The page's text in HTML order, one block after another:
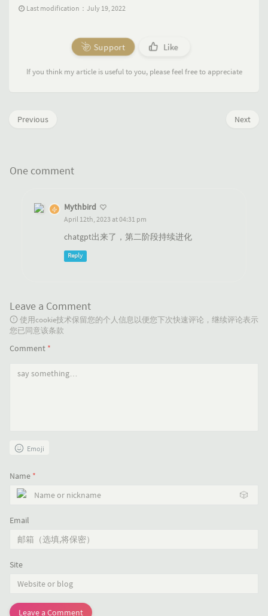
Last modification：July 19, 2022
Support Like
If you think my article is useful to you, please feel free to appreciate
Next
Previous
One comment
Mythbird
April 12th, 2023 at 04:31 pm
chatgpt出来了，第二阶段持续进化
Reply
Leave a Comment
使用cookie技术保留您的个人信息以便您下次快速评论，继续评论表示
您已同意该条款
Comment *
Emoji
Name *
🎲
Email
Site
Leave a Comment